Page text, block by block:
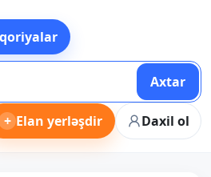
Axtar
+ Elan yerləşdir Daxil ol